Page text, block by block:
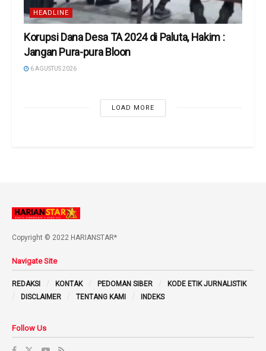
HEADLINE
Korupsi Dana Desa TA 2024 di Paluta, Hakim :
Jangan Pura-pura Bloon
6 AGUSTUS 2026
LOAD MORE
Copyright © 2022 HARIANSTAR*
Navigate Site
REDAKSI KONTAK PEDOMAN SIBER
KODE ETIK JURNALISTIK
DISCLAIMER
TENTANG KAMI INDEKS
Follow Us